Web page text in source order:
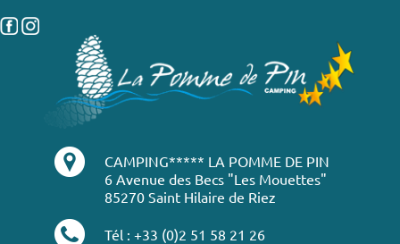
CAMPING***** LA POMME DE PIN
6 Avenue des Becs "Les Mouettes"
85270 Saint Hilaire de Riez
Tél : +33 (0)2 51 58 21 26